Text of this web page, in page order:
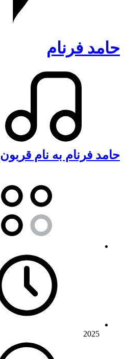
حامد فرنام
حامد فرنام به نام
2025